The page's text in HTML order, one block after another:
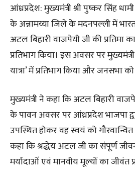
आंध्रप्रदेश: मुख्यमंत्री श्री पुष्कर सिंह
के अन्नामय्या जिले के मदनपल्ली में भारत
अटल बिहारी वाजपेयी जी की प्रतिमा
प्रतिभाग किया। इस अवसर पर
यात्रा’ में प्रतिभाग किया और जनसभा
मुख्यमंत्री ने कहा कि अटल बिहारी
के पावन अवसर पर आंध्रप्रदेश भाजपा
उपस्थित होकर वह स्वयं को
कहा कि श्रद्धेय अटल जी का संपूर्ण जीवन
मर्यादाओं एवं मानवीय मूल्यों का जीवंत